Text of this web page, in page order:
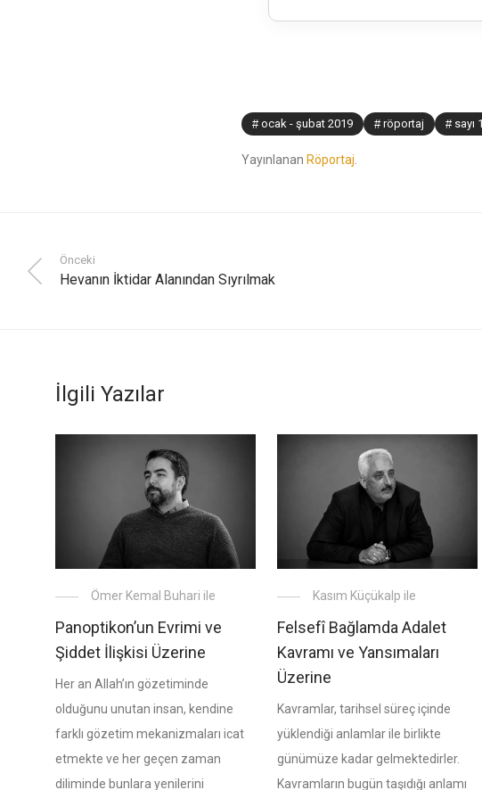
ocak - şubat 2019 röportaj sayı
Yayınlanan Röportaj.
Önceki
Hevanın İktidar Alanından Sıyrılmak
İlgili Yazılar
Ömer Kemal Buhari ile
Panoptikon’un Evrimi ve
Şiddet İlişkisi Üzerine
Her an Allah’ın gözetiminde
olduğunu unutan insan, kendine
farklı gözetim mekanizmaları icat
etmekte ve her geçen zaman
diliminde bunlara yenilerini
Kasım Küçükalp ile
Felsefî Bağlamda Adalet
Kavramı ve Yansımaları
Üzerine
Kavramlar, tarihsel süreç içinde
yüklendiği anlamlar ile birlikte
günümüze kadar gelmektedirler.
Kavramların bugün taşıdığı anlamı